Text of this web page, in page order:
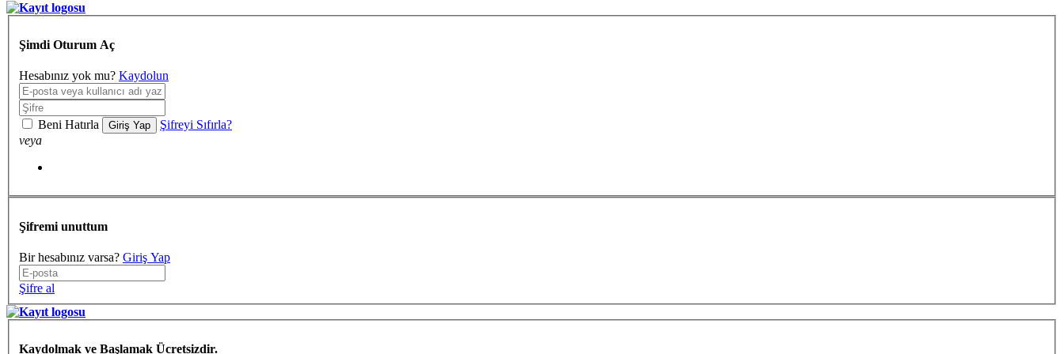
Şimdi Oturum Aç
Hesabınız yok mu? Kaydolun
Beni Hatırla Giriş Yap
Şifreyi Sıfırla?
veya
Şifremi unuttum
Bir hesabınız varsa? Giriş Yap
Şifre al
Kaydolmak ve Başlamak Ücretsizdir.